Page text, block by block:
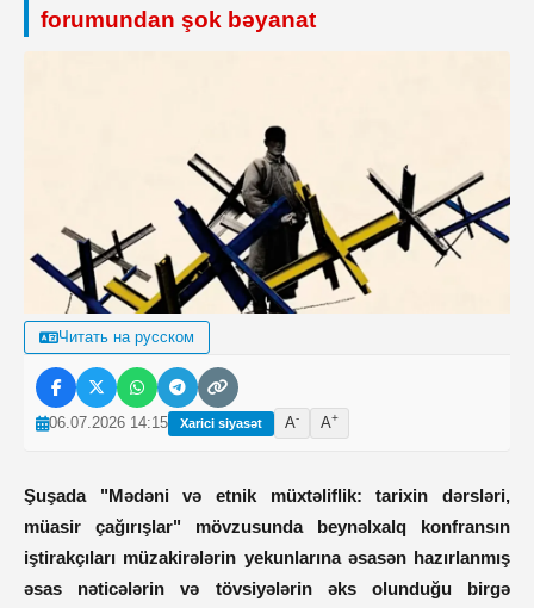
forumundan şok bəyanat
Читать на русском
06.07.2026 14:15 Xarici siyasət A- A+
Şuşada "Mədəni və etnik müxtəliflik: tarixin dərsləri,
müasir çağırışlar" mövzusunda beynəlxalq konfransın
iştirakçıları müzakirələrin yekunlarına əsasən hazırlanmış
əsas nəticələrin və tövsiyələrin əks olunduğu birgə